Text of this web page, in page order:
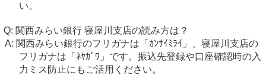
い。
関西みらい銀行 寝屋川支店の読み方は？
関西みらい銀行のフリガナは「ｶﾝｻｲﾐﾗｲ」、寝屋川支店の
フリガナは「ﾈﾔｶﾞﾜ」です。振込先登録や口座確認時の入
力ミス防止にもご活用ください。